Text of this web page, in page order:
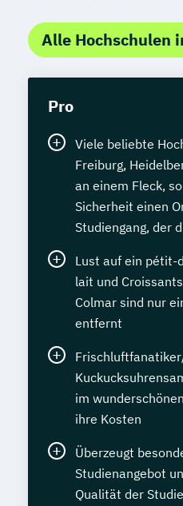
Alle Hochschulen
Pro
Viele beliebte
Freiburg,
an einem Fleck,
Sicherheit einen
Studiengang, der
Lust auf ein pétit-
lait und
Colmar sind nur
entfernt
im
ihre Kosten
Überzeugt
Studienangebot
Qualität der